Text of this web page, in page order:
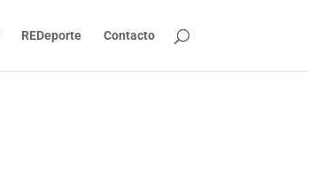
REDeporte Contacto